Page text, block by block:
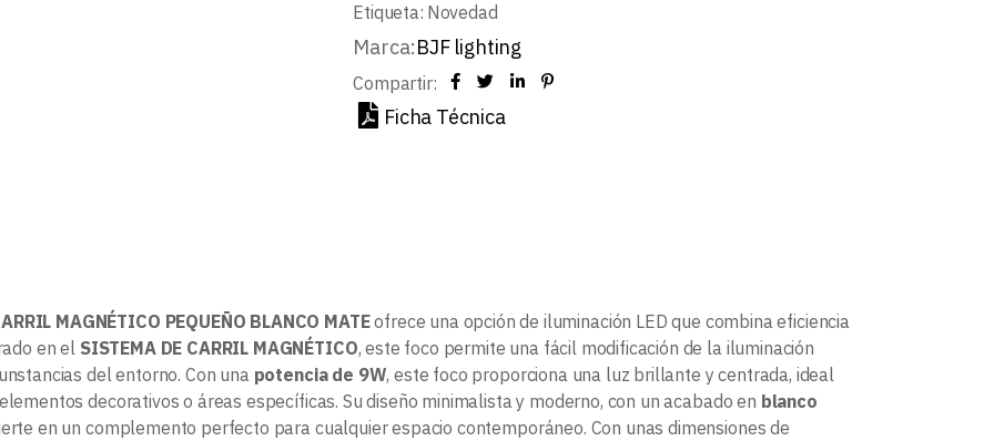
Etiqueta: Novedad
Marca:BJF lighting
Compartir:
Ficha Técnica
MAGNÉTICO PEQUEÑO BLANCO MATEofrece una opción de iluminación LED que combina eficiencia
en el SISTEMA DE CARRIL MAGNÉTICO, este foco permite una fácil modificación de la iluminación
del entorno. Con una potencia de 9W, este foco proporciona una luz brillante y centrada, ideal
decorativos o áreas específicas. Su diseño minimalista y moderno, con un acabado en blanco
en un complemento perfecto para cualquier espacio contemporáneo. Con unas dimensiones de